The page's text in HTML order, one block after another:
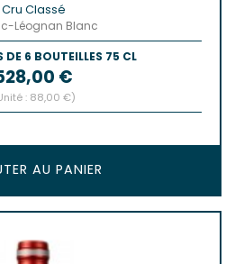
Cru Classé
Léognan Blanc
DE 6 BOUTEILLES 75 CL
€
: 88,00 €)
AU PANIER